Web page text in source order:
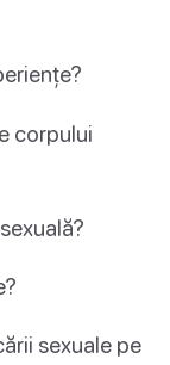
corpului
sexuale pe